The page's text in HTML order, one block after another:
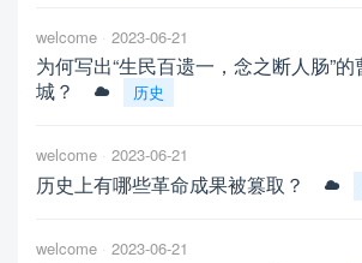
welcome 2023-06-21
为何写出“生民百遗一，念之断人肠”
城？
历史
welcome 2023-06-21
历史上有哪些革命成果被篡取？
welcome 2023-06-21